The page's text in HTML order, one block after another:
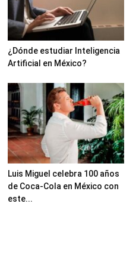
¿Dónde estudiar Inteligencia
Artificial en México?
Luis Miguel celebra 100 años
de Coca-Cola en México con
este...